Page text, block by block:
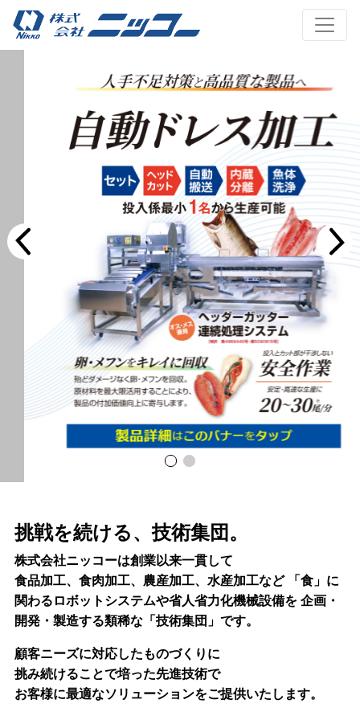
挑戦を続ける、技術集団。
株式会社ニッコーは創業以来一貫して
食品加工、食肉加工、農産加工、水産加工など
「食」に
関わるロボットシステムや省人省力化機械設備を 企画・
開発・製造する類稀な「技術集団」です。
顧客ニーズに対応したものづくりに
挑み続けることで培った先進技術で
お客様に最適なソリューションをご提供いたします。